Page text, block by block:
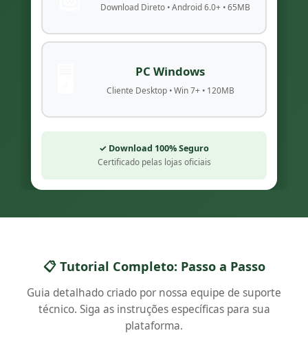
Download Direto • Android 6.0+ • 65MB
PC Windows
Cliente Desktop • Win 7+ • 120MB
✓ Download 100% Seguro
Certificado pelas lojas oficiais
📋 Tutorial Completo: Passo a Passo
Guia detalhado criado por nossa equipe de suporte
técnico. Siga as instruções específicas para sua
plataforma.